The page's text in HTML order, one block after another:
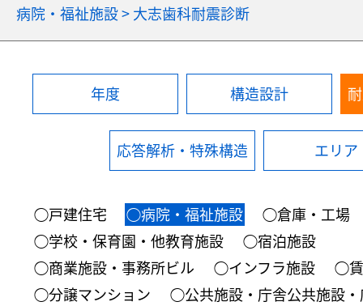
病院・福祉施設>大志歯科耐震診断
年度 構造設計
応答解析・特殊構造 エリア
◯戸建住宅 ◯病院・福祉施設
◯倉庫・工場
◯学校・保育園・他教育施設
◯宿泊施設
◯商業施設・事務所ビル
◯インフラ施設
◯賃
◯分譲マンション
◯公共施設・庁舎公共施設